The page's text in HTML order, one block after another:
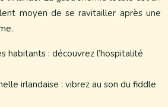
moyen de se ravitailler après une
habitants : découvrez l’hospitalité
irlandaise : vibrez au son du fiddle